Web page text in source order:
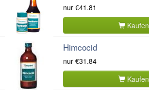
nur €41.81
Kaufen
Himcocid
nur €31.84
Kaufen